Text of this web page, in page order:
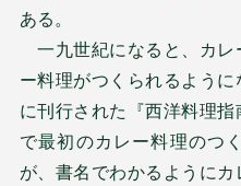
ある。
一九世紀になると、カレ
ー料理がつくられるよう
に刊行された『西洋料理
で最初のカレー料理のつ
が、書名でわかるように